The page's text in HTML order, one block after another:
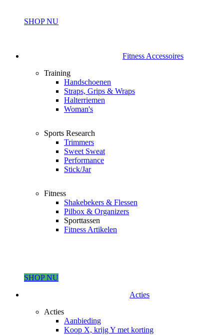
SHOP NU
Fitness Accessoires
Training
Handschoenen
Straps, Grips & Wraps
Halterriemen
Woman's
Sports Research
Trimmers
Sweet Sweat
Performance
Stick/Jar
Fitness
Shakebekers & Flessen
Pilbox & Organizers
Sporttassen
Fitness Artikelen
SHOP NU
Acties
Acties
Aanbieding
Koop X, krijg Y met korting